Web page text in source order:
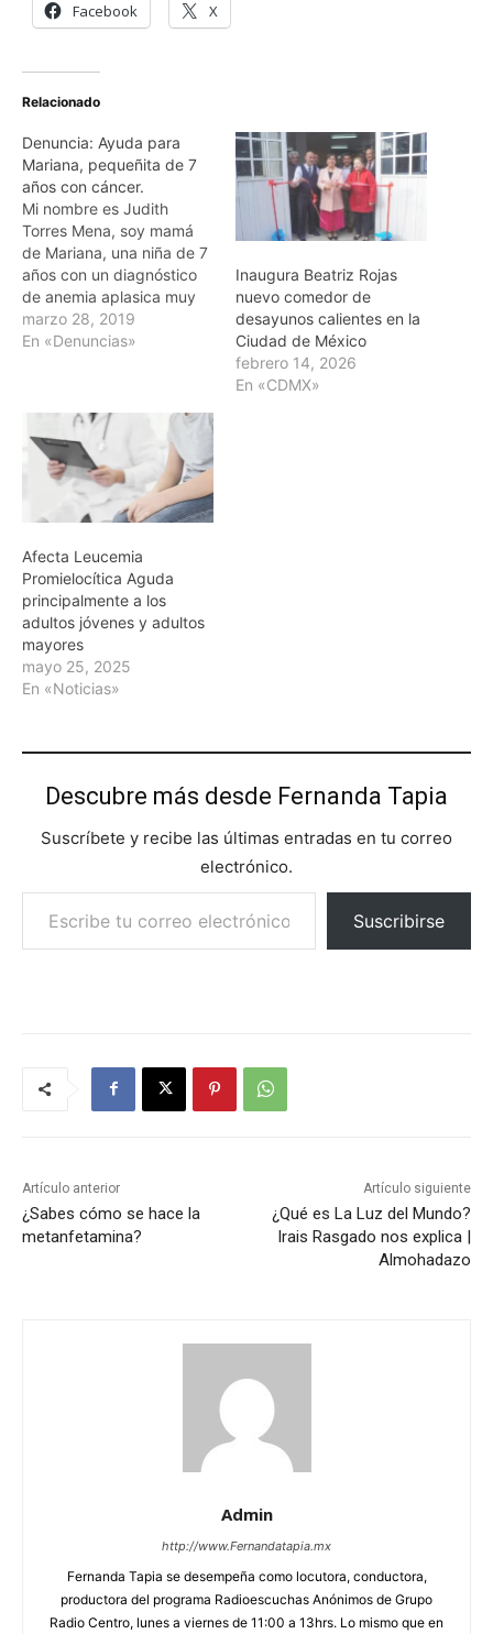
Facebook X
Relacionado
Denuncia: Ayuda para
Mariana, pequeñita de 7
años con cáncer.
Mi nombre es Judith
Torres Mena, soy mamá
de Mariana, una niña de 7
años con un diagnóstico
de anemia aplasica muy
grave, ella fue
diagnosticada en agosto
medicamento llamado
timoglobulina, estuvimos
en el hospital pasados de
marzo 28, 2019
En «Denuncias»
Inaugura Beatriz Rojas
nuevo comedor de
desayunos calientes en la
Ciudad de México
febrero 14, 2026
En «CDMX»
Afecta Leucemia
Promielocítica Aguda
principalmente a los
adultos jóvenes y adultos
mayores
mayo 25, 2025
En «Noticias»
Descubre más desde Fernanda Tapia
Suscríbete y recibe las últimas entradas en tu correo
electrónico.
Escribe tu correo electrónico…
Suscribirse
Artículo anterior
¿Sabes cómo se hace la
metanfetamina?
Artículo siguiente
¿Qué es La Luz del Mundo?
Irais Rasgado nos explica |
Almohadazo
Admin
http://www.Fernandatapia.mx
Fernanda Tapia se desempeña como locutora, conductora,
productora del programa Radioescuchas Anónimos de Grupo
Radio Centro, lunes a viernes de 11:00 a 13hrs. Lo mismo que en